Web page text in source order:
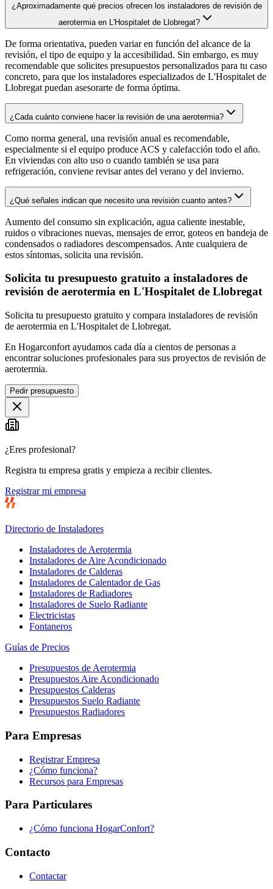
¿Aproximadamente qué precios ofrecen los instaladores de revisión de
aerotermia en L'Hospitalet de Llobregat?
De forma orientativa, pueden variar en función del alcance de la
revisión, el tipo de equipo y la accesibilidad. Sin embargo, es muy
recomendable que solicites presupuestos personalizados para tu caso
concreto, para que los instaladores especializados de L'Hospitalet de
Llobregat puedan asesorarte de forma óptima.
¿Cada cuánto conviene hacer la revisión de una aerotermia?
Como norma general, una revisión anual es recomendable,
especialmente si el equipo produce ACS y calefacción todo el año.
En viviendas con alto uso o cuando también se usa para
refrigeración, conviene revisar antes del verano y del invierno.
¿Qué señales indican que necesito una revisión cuanto antes?
Aumento del consumo sin explicación, agua caliente inestable,
ruidos o vibraciones nuevas, mensajes de error, goteos en bandeja de
condensados o radiadores descompensados. Ante cualquiera de
estos síntomas, solicita una revisión.
Solicita tu presupuesto gratuito a instaladores de
revisión de aerotermia en L'Hospitalet de Llobregat
Solicita tu presupuesto gratuito y compara instaladores de revisión
de aerotermia en L'Hospitalet de Llobregat.
En Hogarconfort ayudamos cada día a cientos de personas a
encontrar soluciones profesionales para sus proyectos de revisión de
aerotermia.
Pedir presupuesto
¿Eres profesional?
Registra tu empresa gratis y empieza a recibir clientes.
Registrar mi empresa
Directorio de Instaladores
Instaladores de Aerotermia
Instaladores de Aire Acondicionado
Instaladores de Calderas
Instaladores de Calentador de Gas
Instaladores de Radiadores
Instaladores de Suelo Radiante
Electricistas
Fontaneros
Guías de Precios
Presupuestos de Aerotermia
Presupuestos Aire Acondicionado
Presupuestos Calderas
Presupuestos Suelo Radiante
Presupuestos Radiadores
Para Empresas
Registrar Empresa
¿Cómo funciona?
Recursos para Empresas
Para Particulares
¿Cómo funciona HogarConfort?
Contacto
Contactar